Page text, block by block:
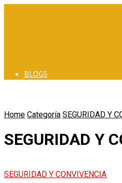
BLOGS
BUEN PERIODISMO
BUEN PERIODISMO
EN MUNICIPIOS
Home Categoría SEGURIDAD Y
SEGURIDAD Y
SEGURIDAD Y CONVIVENCIA